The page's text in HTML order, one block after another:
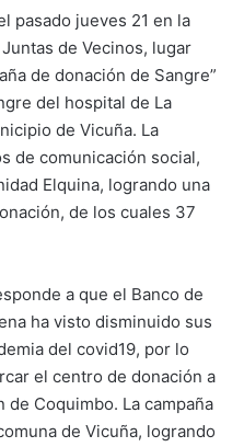
pasado jueves 21 en la
de Vecinos, lugar
de donación de Sangre”
del hospital de La
de Vicuña. La
de comunicación social,
Elquina, logrando una
de los cuales 37
a que el Banco de
ha visto disminuido sus
del covid19, por lo
el centro de donación a
Coquimbo. La campaña
de Vicuña, logrando